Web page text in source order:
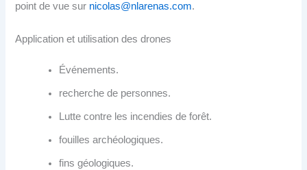
point de vue sur nicolas@nlarenas.com.
Application et utilisation des drones
Événements.
recherche de personnes.
Lutte contre les incendies de forêt.
fouilles archéologiques.
fins géologiques.